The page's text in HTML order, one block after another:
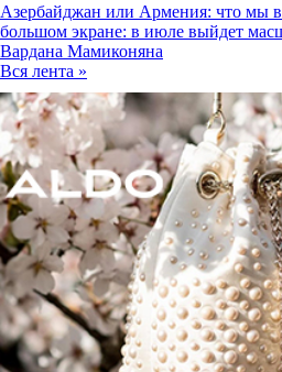
Азербайджан или Армения: что мы
большом экране: в июле выйдет
Вардана Мамиконяна
Вся лента »